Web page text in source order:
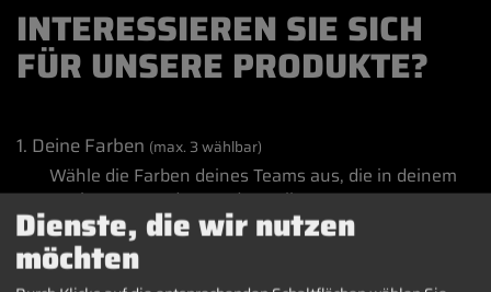
INTERESSIEREN SIE SICH
FÜR UNSERE PRODUKTE?
1. Deine Farben (max. 3 wählbar)
Wähle die Farben deines Teams aus, die in deinem
Design verwendet werden sollen.
Dienste, die wir nutzen
möchten